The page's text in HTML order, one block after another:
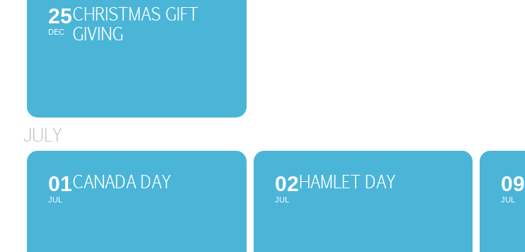
25
DEC
CHRISTMAS GIFT
GIVING
JULY
01
JUL
CANADA DAY 02
JUL
HAMLET DAY 09
JUL